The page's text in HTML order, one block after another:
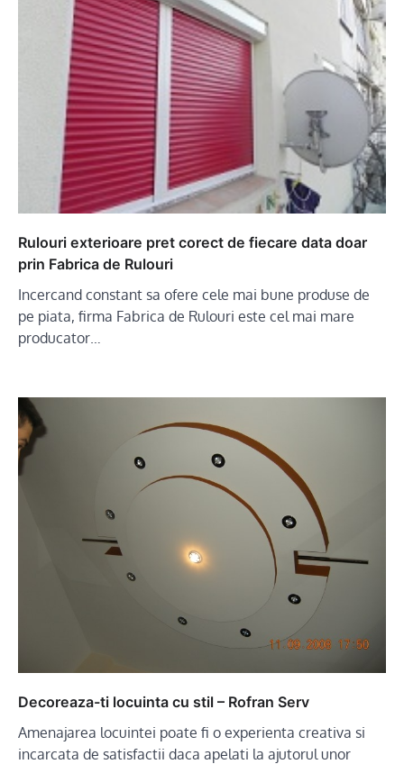
Rulouri exterioare pret corect de fiecare data doar
prin Fabrica de Rulouri
Incercand constant sa ofere cele mai bune produse de
pe piata, firma Fabrica de Rulouri este cel mai mare
producator…
Decoreaza-ti locuinta cu stil – Rofran Serv
Amenajarea locuintei poate fi o experienta creativa si
incarcata de satisfactii daca apelati la ajutorul unor